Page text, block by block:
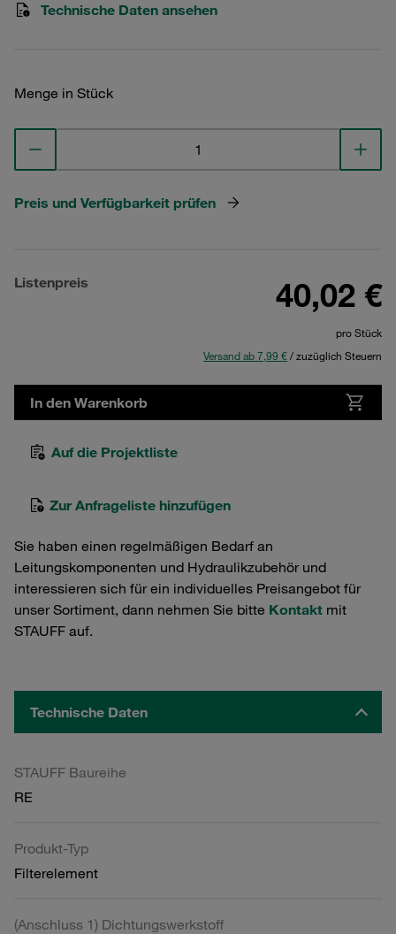
Technische Daten ansehen
Menge in Stück
Preis und Verfügbarkeit prüfen
Listenpreis 40,02 €
pro Stück
Versand ab 7,99 €/ zuzüglich Steuern
In den Warenkorb
Auf die Projektliste
Zur Anfrageliste hinzufügen
Sie haben einen regelmäßigen Bedarf an
Leitungskomponenten und Hydraulikzubehör und
interessieren sich für ein individuelles Preisangebot für
unser Sortiment, dann nehmen Sie bitte Kontakt mit
STAUFF auf.
Technische Daten
STAUFF Baureihe
RE
Produkt-Typ
Filterelement
(Anschluss 1) Dichtungswerkstoff